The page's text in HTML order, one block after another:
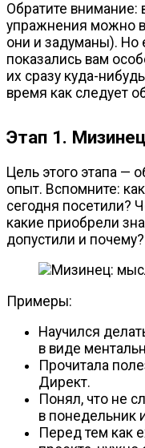
Обратите
упражнения можно
они и задуманы). Но
показались вам
их сразу куда-нибудь
время как следует
Этап 1.
Цель этого этапа —
опыт. Вспомните:
сегодня посетили?
какие приобрели
допустили и почему?
Примеры:
Научился
в виде
Прочитала
Директ.
Понял, что не
в понедельник
Перед тем как